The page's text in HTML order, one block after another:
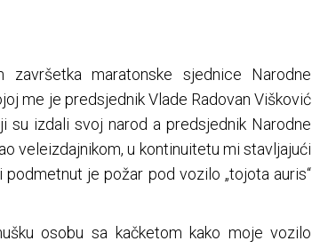
završetka maratonske sjednice Narodne
me je predsjednik Vlade Radovan Višković
su izdali svoj narod a predsjednik Narodne
veleizdajnikom, u kontinuitetu mi stavljajući
je požar pod vozilo „tojota auris“
osobu sa kačketom kako moje vozilo